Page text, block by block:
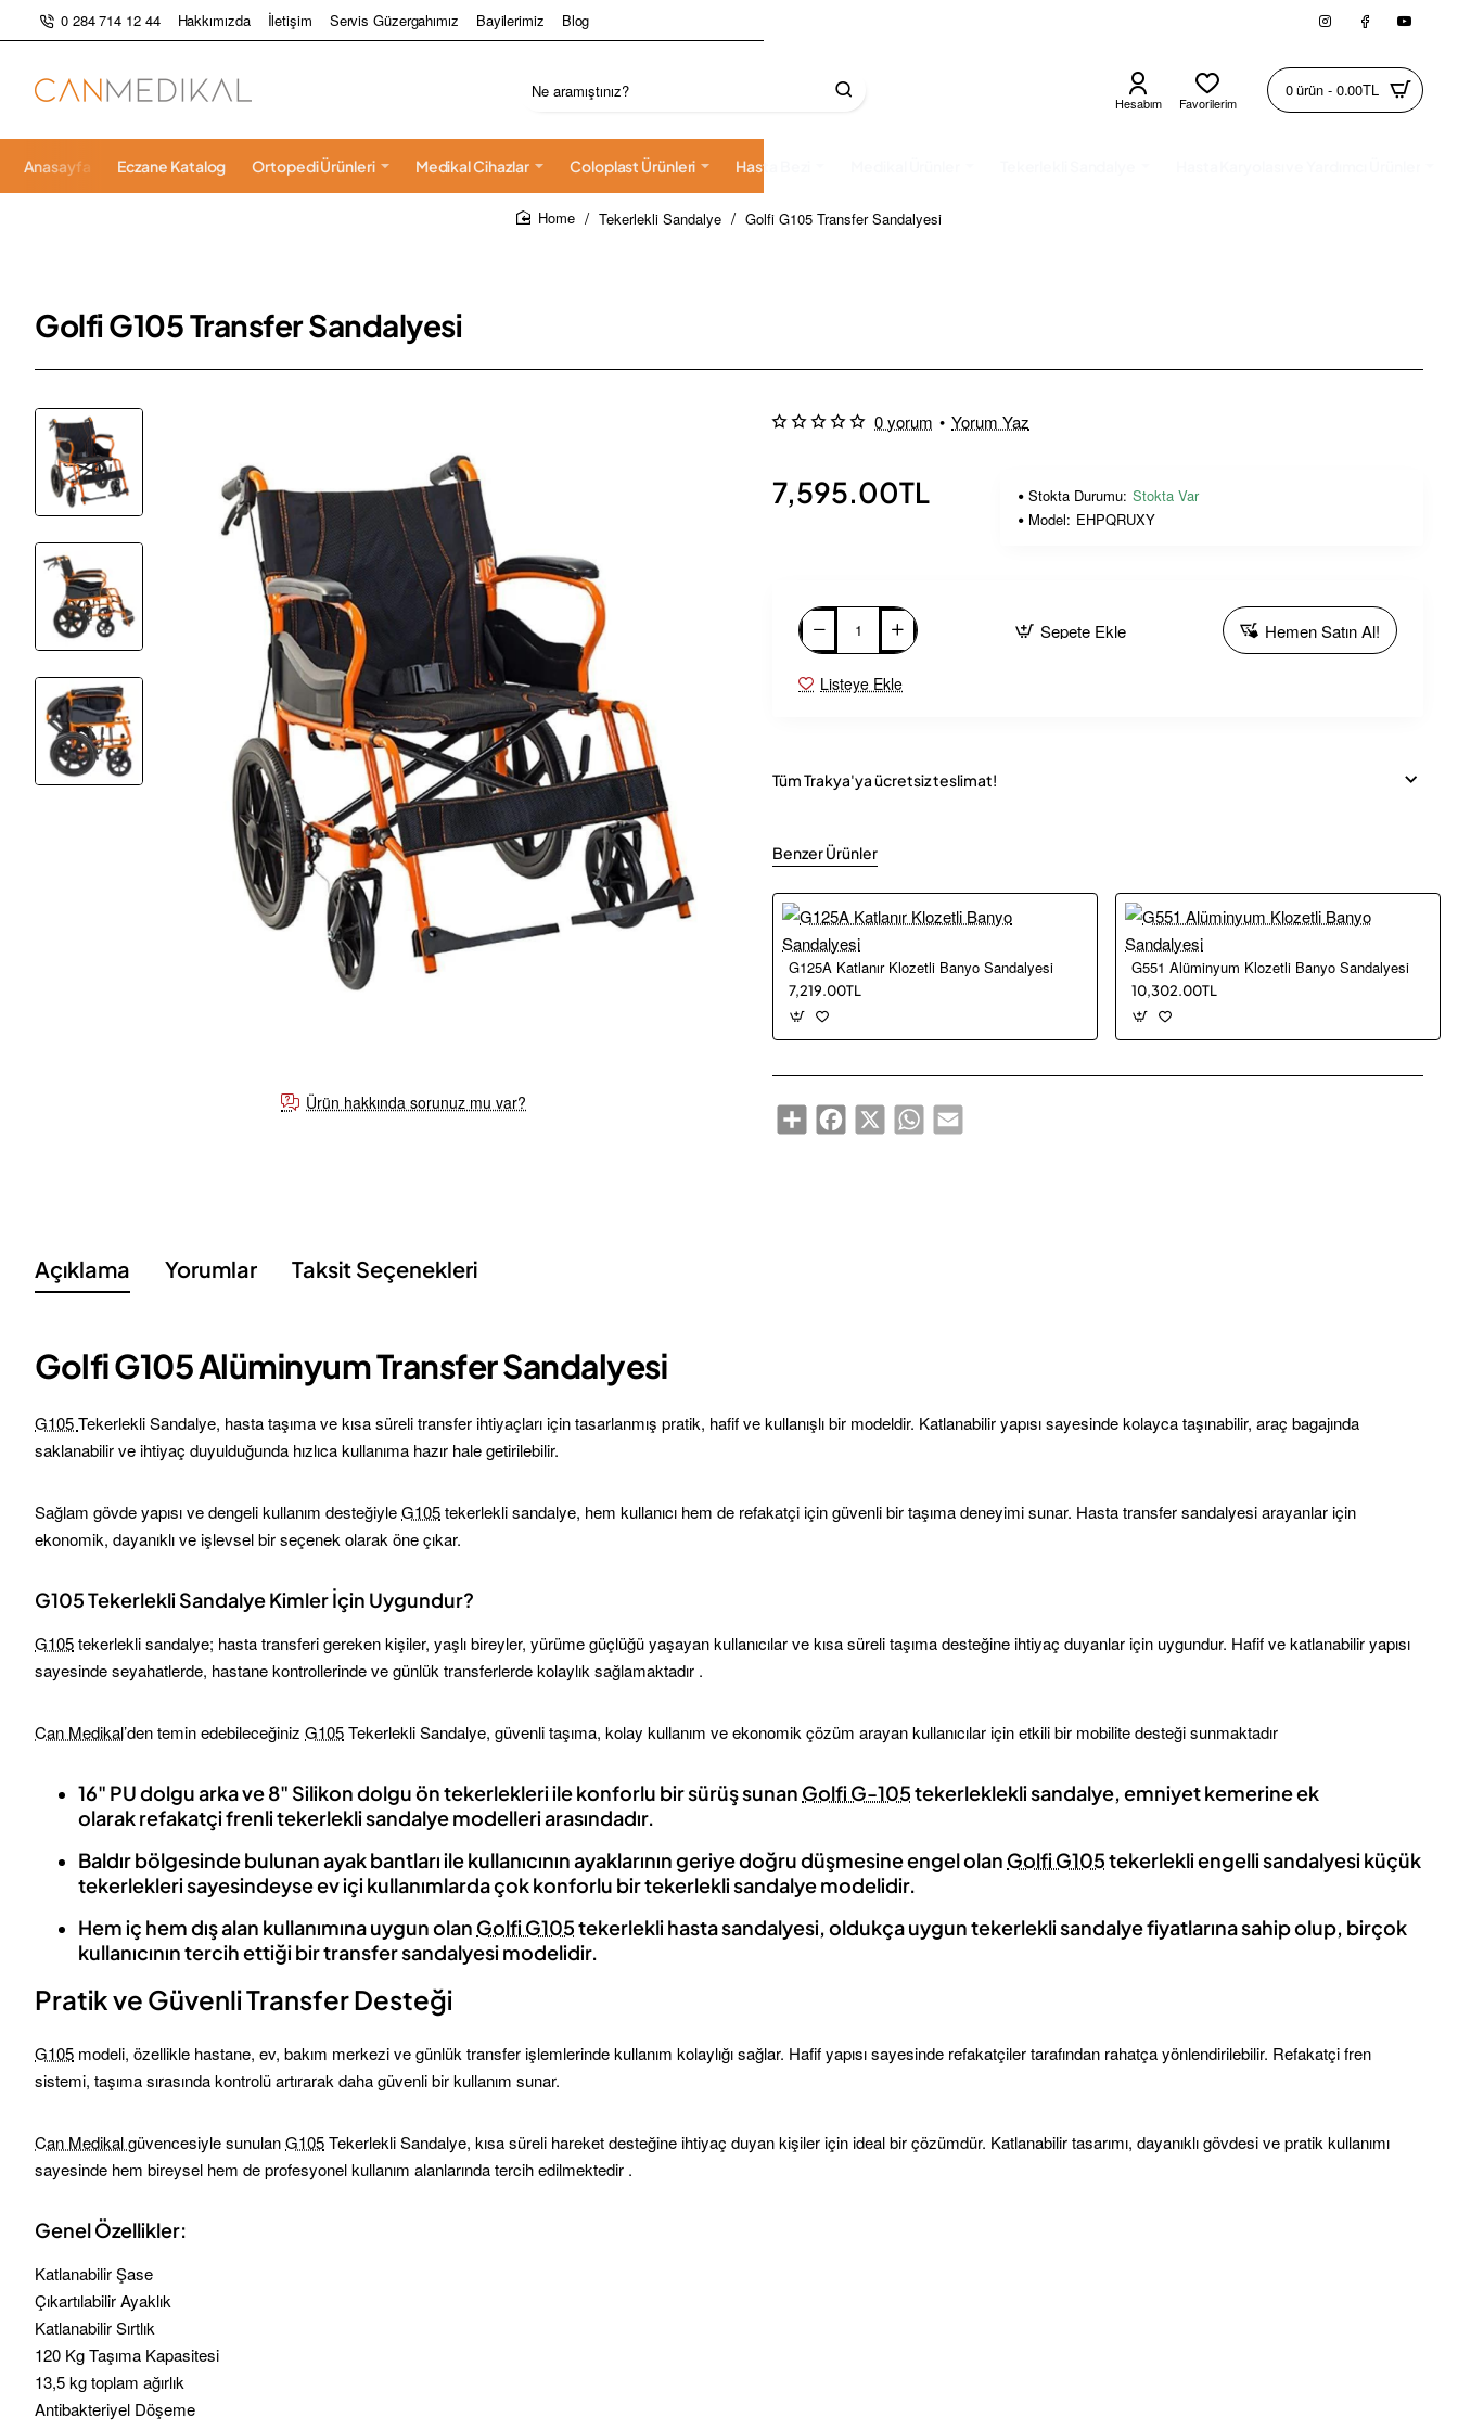
0 284 714 12 44 Hakkımızda İletişim Servis Güzergahımız Bayilerimiz Blog
Ne
Hesabım Favorilerim
0 ürün - 0.00TL
Anasayfa Eczane Katalog Ortopedi Ürünleri Medikal Cihazlar Coloplast Ürünleri Hasta Bezi
Tekerlekli Sandalye Golfi G105 Transfer Sandalyesi
Golfi G105 Transfer Sandalyesi
Ürün hakkında sorunuz mu var?
0 yorum • Yorum Yaz
7,595.00TL Stokta Durumu: Stokta Var
Model: EHPQRUXY
Sepete Ekle Hemen Satın Al!
Listeye Ekle
Tüm Trakya'ya ücretsiz teslimat!
Benzer Ürünler
G125A Katlanır Klozetli Banyo Sandalyesi
7,219.00TL
G551 Alüminyum Klozetli Banyo Sandalyesi
10,302.00TL
ShareFacebook
X WhatsAppEmail
Açıklama Yorumlar Taksit Seçenekleri
Golfi G105 Alüminyum Transfer Sandalyesi
G105Tekerlekli Sandalye, hasta taşıma ve kısa süreli transfer ihtiyaçları için tasarlanmış pratik, hafif ve kullanışlı bir modeldir. Katlanabilir yapısı sayesinde kolayca taşınabilir, araç bagajında
saklanabilir ve ihtiyaç duyulduğunda hızlıca kullanıma hazır hale getirilebilir.
Sağlam gövde yapısı ve dengeli kullanım desteğiyleG105tekerlekli sandalye, hem kullanıcı hem de refakatçi için güvenli bir taşıma deneyimi sunar. Hasta transfer sandalyesi arayanlar için
ekonomik, dayanıklı ve işlevsel bir seçenek olarak öne çıkar.
G105 Tekerlekli Sandalye Kimler İçin Uygundur?
G105tekerlekli sandalye; hasta transferi gereken kişiler, yaşlı bireyler, yürüme güçlüğü yaşayan kullanıcılar ve kısa süreli taşıma desteğine ihtiyaç duyanlar için uygundur. Hafif ve katlanabilir yapısı
sayesinde seyahatlerde, hastane kontrollerinde ve günlük transferlerde kolaylık sağlamaktadır .
Can Medikal’den temin edebileceğiniz G105Tekerlekli Sandalye, güvenli taşıma, kolay kullanım ve ekonomik çözüm arayan kullanıcılar için etkili bir mobilite desteği sunmaktadır
16" PU dolgu arka ve 8" Silikon dolgu ön tekerlekleri ile konforlu bir sürüş sunan Golfi G-105tekerleklekli sandalye, emniyet kemerine ek
olarak refakatçi frenli tekerlekli sandalye modelleri arasındadır.
Baldır bölgesinde bulunan ayak bantları ile kullanıcının ayaklarının geriye doğru düşmesine engel olan Golfi G105tekerlekli engelli sandalyesi küçük
tekerlekleri sayesindeyse ev içi kullanımlarda çok konforlu bir tekerlekli sandalye modelidir.
Hem iç hem dış alan kullanımına uygun olan Golfi G105tekerlekli hasta sandalyesi, oldukça uygun tekerlekli sandalye fiyatlarına sahip olup, birçok
kullanıcının tercih ettiği bir transfer sandalyesi modelidir.
Pratik ve Güvenli Transfer Desteği
G105 modeli, özellikle hastane, ev, bakım merkezi ve günlük transfer işlemlerinde kullanım kolaylığı sağlar. Hafif yapısı sayesinde refakatçiler tarafından rahatça yönlendirilebilir. Refakatçi fren
sistemi, taşıma sırasında kontrolü artırarak daha güvenli bir kullanım sunar.
Can Medikalgüvencesiyle sunulanG105Tekerlekli Sandalye, kısa süreli hareket desteğine ihtiyaç duyan kişiler için ideal bir çözümdür. Katlanabilir tasarımı, dayanıklı gövdesi ve pratik kullanımı
sayesinde hem bireysel hem de profesyonel kullanım alanlarında tercih edilmektedir .
Genel Özellikler:
Katlanabilir Şase
Çıkartılabilir Ayaklık
Katlanabilir Sırtlık
120 Kg Taşıma Kapasitesi
13,5 kg toplam ağırlık
Antibakteriyel Döşeme